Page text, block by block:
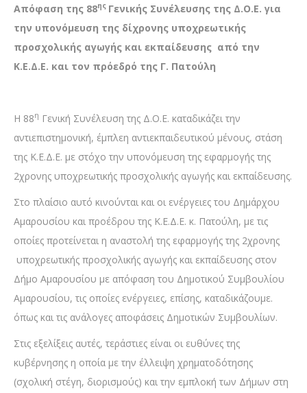
Απόφαση της 88ης Γενικής Συνέλευσης της Δ.Ο.Ε. για
την υπονόμευση της δίχρονης υποχρεωτικής
προσχολικής αγωγής και εκπαίδευσης από την
Κ.Ε.Δ.Ε. και τον πρόεδρό της Γ. Πατούλη
Η 88η Γενική Συνέλευση της Δ.Ο.Ε. καταδικάζει την
αντιεπιστημονική, έμπλεη αντιεκπαιδευτικού μένους, στάση
της Κ.Ε.Δ.Ε. με στόχο την υπονόμευση της εφαρμογής της
2χρονης υποχρεωτικής προσχολικής αγωγής και εκπαίδευσης.
Στο πλαίσιο αυτό κινούνται και οι ενέργειες του Δημάρχου
Αμαρουσίου και προέδρου της Κ.Ε.Δ.Ε. κ. Πατούλη, με τις
οποίες προτείνεται η αναστολή της εφαρμογής της 2χρονης
υποχρεωτικής προσχολικής αγωγής και εκπαίδευσης στον
Δήμο Αμαρουσίου με απόφαση του Δημοτικού Συμβουλίου
Αμαρουσίου, τις οποίες ενέργειες, επίσης, καταδικάζουμε.
όπως και τις ανάλογες αποφάσεις Δημοτικών Συμβουλίων.
Στις εξελίξεις αυτές, τεράστιες είναι οι ευθύνες της
κυβέρνησης η οποία με την έλλειψη χρηματοδότησης
(σχολική στέγη, διορισμούς) και την εμπλοκή των Δήμων στη